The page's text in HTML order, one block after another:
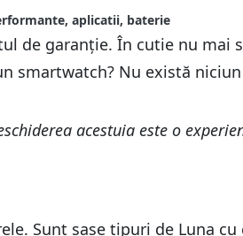
aplicatii, baterie
de garanție. În cutie nu mai
smartwatch? Nu există
acestuia este o
Sunt șase tipuri de Luna